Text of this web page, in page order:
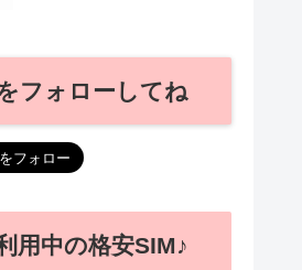
フォローしてね
用中の格安SIM♪